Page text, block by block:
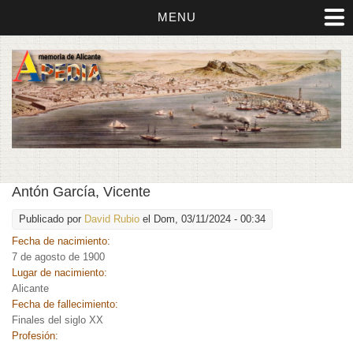
MENU
Antón García, Vicente
Publicado por David Rubio el Dom, 03/11/2024 - 00:34
Fecha de nacimiento:
7 de agosto de 1900
Lugar de nacimiento:
Alicante
Fecha de fallecimiento:
Finales del siglo XX
Profesión: